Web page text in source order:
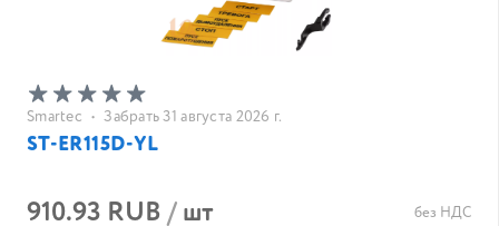
Smartec • Забрать 31 августа 2026 г.
ST-ER115D-YL
910.93 RUB/шт без НДС